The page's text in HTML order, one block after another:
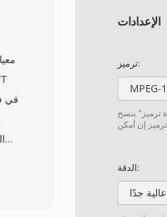
ترميز:
MPEG-1
ترميز" بنسخ
الدقة:
عالية جدًا